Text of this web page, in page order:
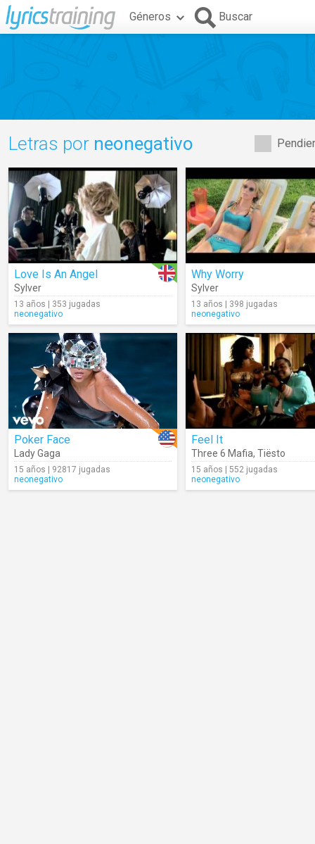
Géneros Buscar
Letras por neonegativo
Love Is An Angel
Sylver
13 años | 353 jugadas
neonegativo
Why Worry
Sylver
13 años | 398 jugadas
neonegativo
Poker Face
Lady Gaga
15 años | 92817 jugadas
neonegativo
Feel It
Three 6 Mafia, Tiësto
15 años | 552 jugadas
neonegativo